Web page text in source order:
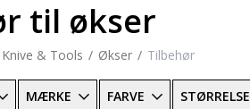
Knive & Tools Økser Tilbehør
til økser
MÆRKE FARVE STØRRELSE